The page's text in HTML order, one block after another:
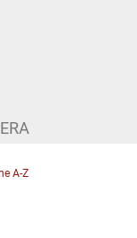
A-Z